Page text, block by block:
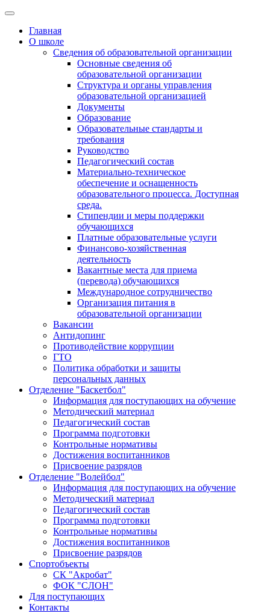
Главная
О школе
Сведения об образовательной организации
Основные сведения об
образовательной организации
Структура и органы управления
образовательной организацией
Документы
Образование
Образовательные стандарты и
требования
Руководство
Педагогический состав
Материально-техническое
обеспечение и оснащенность
образовательного процесса. Доступная
среда.
Стипендии и меры поддержки
обучающихся
Платные образовательные услуги
Финансово-хозяйственная
деятельность
Вакантные места для приема
(перевода) обучающихся
Международное сотрудничество
Организация питания в
образовательной организации
Вакансии
Антидопинг
Противодействие коррупции
ГТО
Политика обработки и защиты
персональных данных
Отделение "Баскетбол"
Информация для поступающих на обучение
Методический материал
Педагогический состав
Программа подготовки
Контрольные нормативы
Достижения воспитанников
Присвоение разрядов
Отделение "Волейбол"
Информация для поступающих на обучение
Методический материал
Педагогический состав
Программа подготовки
Контрольные нормативы
Достижения воспитанников
Присвоение разрядов
Спортобъекты
СК "Акробат"
ФОК "СЛОН"
Для поступающих
Контакты